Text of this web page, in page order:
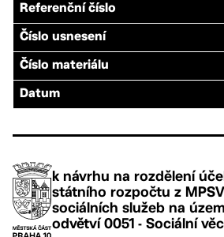
Referenční číslo
Číslo usnesení
Číslo materiálu
Datum
k návrhu na rozdělení
státního rozpočtu z
sociálních služeb na
odvětví 0051 - Sociální